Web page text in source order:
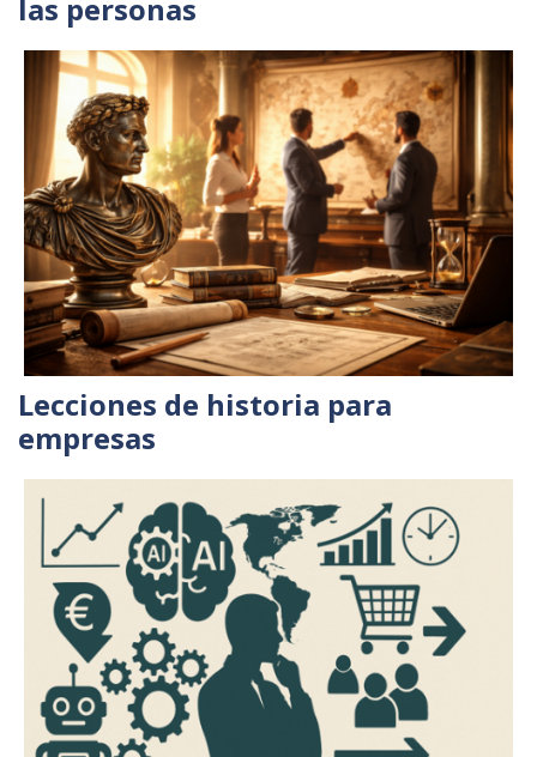
las personas
Lecciones de historia para
empresas